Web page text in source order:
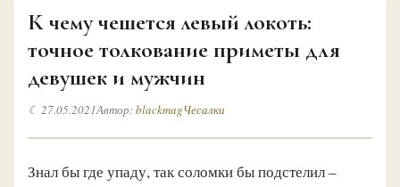
К чему чешется левый локоть:
точное толкование приметы для
девушек и мужчин
☾ 27.05.2021Автор:blackmagЧесалки
Знал бы где упаду, так соломки бы подстелил –